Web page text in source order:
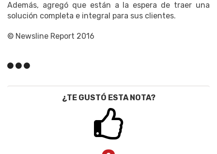
Además, agregó que están a la espera de traer una
solución completa e integral para sus clientes.
© Newsline Report 2016
¿TE GUSTÓ ESTA NOTA?